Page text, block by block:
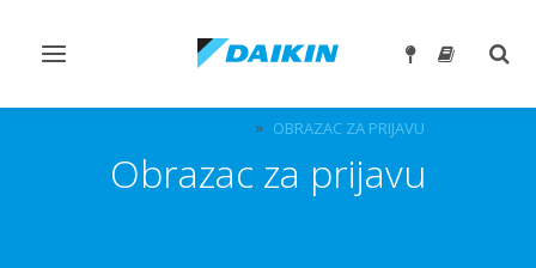
Toggle
OBRAZAC ZA PRIJAVU
Obrazac za prijavu